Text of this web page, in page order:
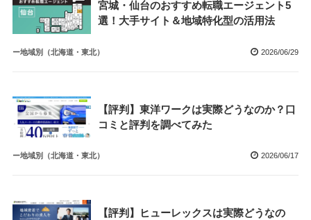
宮城・仙台のおすすめ転職エージェント5
選！大手サイト＆地域特化型の活用法
ー地域別（北海道・東北） 2026/06/29
【評判】東洋ワークは実際どうなのか？口
コミと評判を調べてみた
ー地域別（北海道・東北） 2026/06/17
【評判】ヒューレックスは実際どうなの